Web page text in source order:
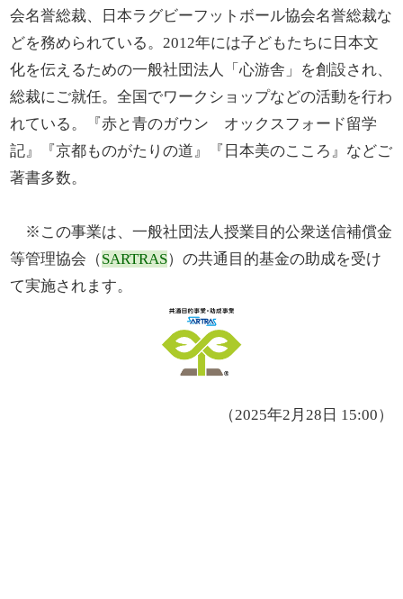
会名誉総裁、日本ラグビーフットボール協会名誉総裁な
どを務められている。2012年には子どもたちに日本文
化を伝えるための一般社団法人「心游舎」を創設され、
総裁にご就任。全国でワークショップなどの活動を行わ
れている。『赤と青のガウン オックスフォード留学
記』『京都ものがたりの道』『日本美のこころ』などご
著書多数。
※この事業は、一般社団法人授業目的公衆送信補償金
等管理協会（SARTRAS）の共通目的基金の助成を受け
て実施されます。
（2025年2月28日 15:00）